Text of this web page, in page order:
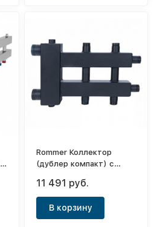
Rommer Коллектор
(дублер компакт) с
1+1+1 контура до 60 кВт
11 491 руб.
В корзину